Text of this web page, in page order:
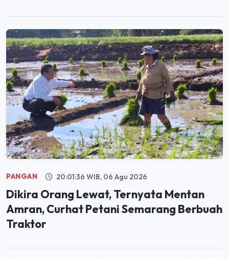
PANGAN 20:01:36 WIB, 06 Agu 2026
Dikira Orang Lewat, Ternyata Mentan
Amran, Curhat Petani Semarang Berbuah
Traktor